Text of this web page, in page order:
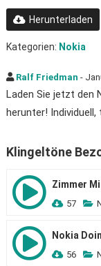
Herunterladen
Kategorien: Nokia
Ralf Friedman -
Laden Sie jetzt den
herunter!
Klingeltöne
Zimmer
57
Nokia
56